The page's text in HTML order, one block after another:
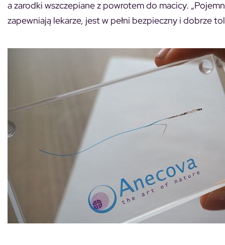
a zarodki wszczepiane z powrotem do macicy.
zapewniają lekarze, jest w pełni bezpieczny i dobrze